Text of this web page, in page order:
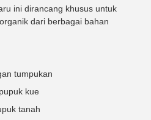
ini dirancang khusus untuk
dari berbagai bahan
tumpukan
kue
tanah